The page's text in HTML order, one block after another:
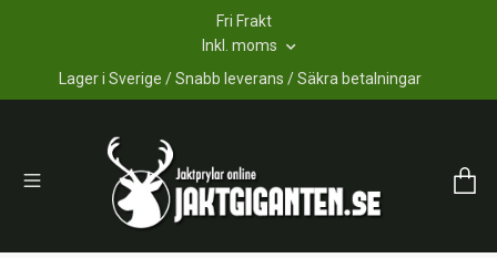
Fri Frakt
Inkl. moms
Lager i Sverige / Snabb leverans / Säkra betalningar